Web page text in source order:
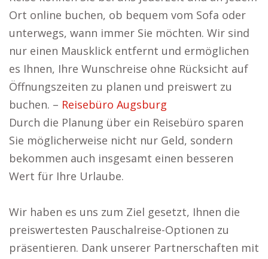
Ort online buchen, ob bequem vom Sofa oder
unterwegs, wann immer Sie möchten. Wir sind
nur einen Mausklick entfernt und ermöglichen
es Ihnen, Ihre Wunschreise ohne Rücksicht auf
Öffnungszeiten zu planen und preiswert zu
buchen. – Reisebüro Augsburg
Durch die Planung über ein Reisebüro sparen
Sie möglicherweise nicht nur Geld, sondern
bekommen auch insgesamt einen besseren
Wert für Ihre Urlaube.
Wir haben es uns zum Ziel gesetzt, Ihnen die
preiswertesten Pauschalreise-Optionen zu
präsentieren. Dank unserer Partnerschaften mit